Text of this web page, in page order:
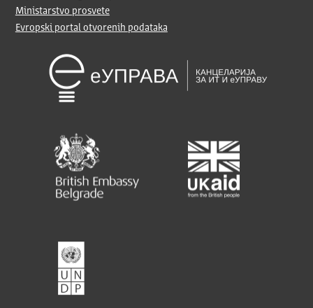
Ministarstvo prosvete
Evropski portal otvorenih podataka